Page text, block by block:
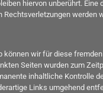
hiervon unberührt.
werden
wir für diese
Seiten wurden zum
inhaltliche Kontrolle
Links umgehend